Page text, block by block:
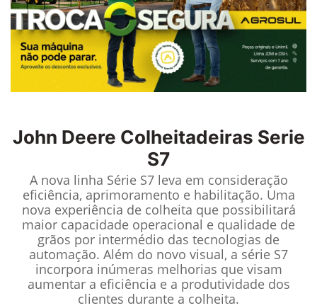
John Deere Colheitadeiras Serie
S7
A nova linha Série S7 leva em consideração
eficiência, aprimoramento e habilitação. Uma
nova experiência de colheita que possibilitará
maior capacidade operacional e qualidade de
grãos por intermédio das tecnologias de
automação. Além do novo visual, a série S7
incorpora inúmeras melhorias que visam
aumentar a eficiência e a produtividade dos
clientes durante a colheita.